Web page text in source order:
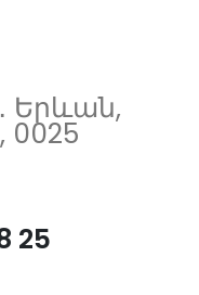
Երևան,
25